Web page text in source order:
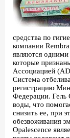
средства по
компании
являются
которые
Ассоциацией
Система
регистрацию
Федерации. Гель
воды, что
снизить ее, при
обезвоживания
Opalescence